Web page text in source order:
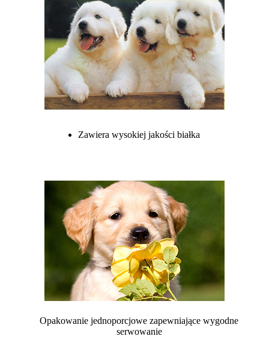
Zawiera wysokiej jakości białka
Opakowanie jednoporcjowe zapewniające wygodne
serwowanie